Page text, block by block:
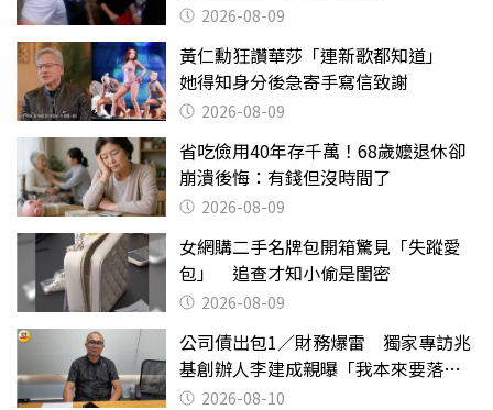
2026-08-09
黃仁勳狂讚華莎「連新歌都知道」
她得知身分後急寄手寫信致謝
2026-08-09
省吃儉用40年存千萬！68歲嬤退休卻
崩潰後悔：有錢但沒時間了
2026-08-09
女網購二手名牌包開箱驚見「失蹤愛
包」 追查才知小偷是閨密
2026-08-09
公司債出包1／財務爆雷 獨家專訪兆
基創辦人李建成親曝「我本來要落
跑」2026-08-10